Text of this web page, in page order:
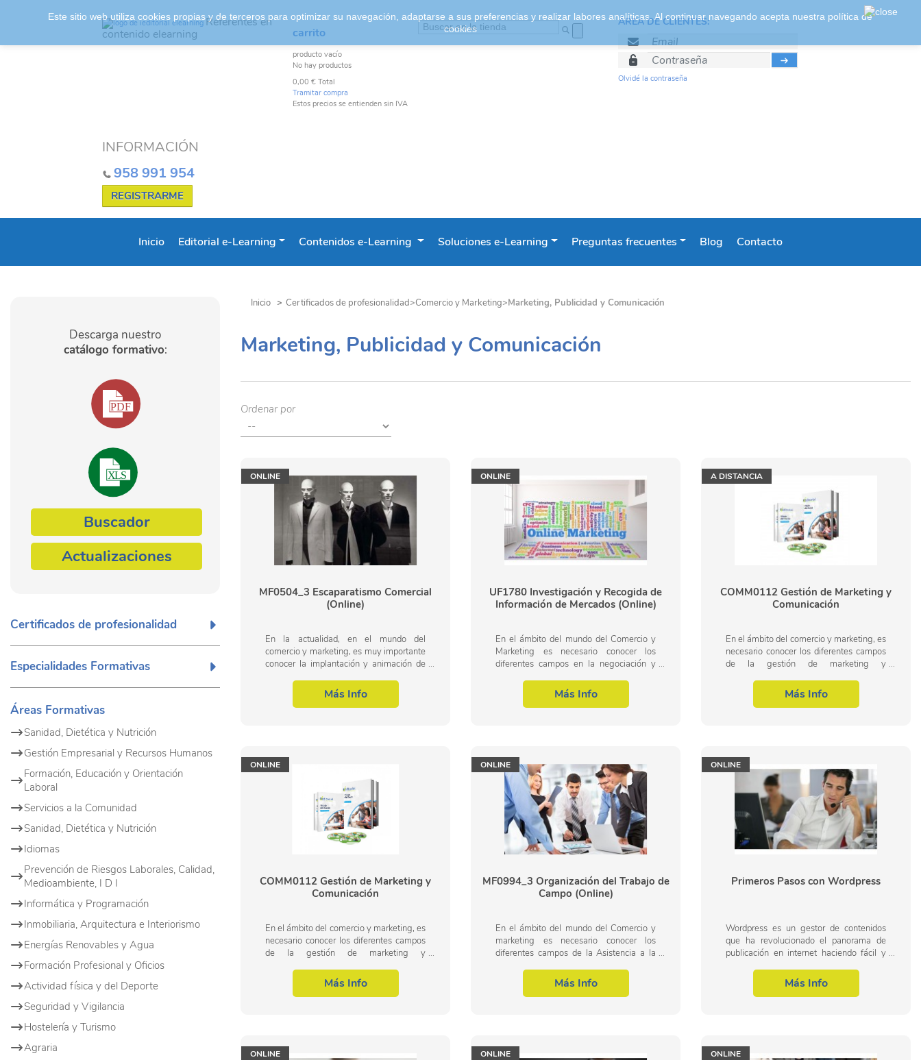
Referentes en
contenido elearning
carrito
producto vacío
No hay productos
0,00 € Total
Tramitar compra
Estos precios se entienden sin IVA
ÁREA DE CLIENTES:
Olvidé la contraseña
INFORMACIÓN
958 991 954
REGISTRARME
Inicio Editorial e-Learning Contenidos e-Learning Soluciones e-Learning Preguntas frecuentes Blog Contacto
Descarga nuestro
catálogo formativo:
Buscador
Actualizaciones
Certificados de profesionalidad
Especialidades Formativas
Áreas Formativas
Sanidad, Dietética y Nutrición
Gestión Empresarial y Recursos Humanos
Formación, Educación y Orientación
Laboral
Servicios a la Comunidad
Sanidad, Dietética y Nutrición
Idiomas
Prevención de Riesgos Laborales, Calidad,
Medioambiente, I D I
Informática y Programación
Inmobiliaria, Arquitectura e Interiorismo
Energías Renovables y Agua
Formación Profesional y Oficios
Actividad física y del Deporte
Seguridad y Vigilancia
Hostelería y Turismo
Agraria
Inicio > Certificados de profesionalidad>Comercio y Marketing>Marketing, Publicidad y Comunicación
Marketing, Publicidad y Comunicación
Ordenar por
ONLINE
MF0504_3 Escaparatismo Comercial
(Online)
En la actualidad, en el mundo del
comercio y marketing, es muy importante
conocer la implantación y animación de
presente curso se trata de aportar los...
Más Info
ONLINE
UF1780 Investigación y Recogida de
Información de Mercados (Online)
En el ámbito del mundo del Comercio y
Marketing es necesario conocer los
diferentes campos en la negociación y
área profesional del Marketing y las
Más Info
A DISTANCIA
COMM0112 Gestión de Marketing y
Comunicación
En el ámbito del comercio y marketing, es
necesario conocer los diferentes campos
de la gestión de marketing y
del marketing y relaciones públicas. Así,...
Más Info
ONLINE
COMM0112 Gestión de Marketing y
Comunicación
En el ámbito del comercio y marketing, es
necesario conocer los diferentes campos
de la gestión de marketing y
del marketing y relaciones públicas. Así,...
Más Info
ONLINE
MF0994_3 Organización del Trabajo de
Campo (Online)
En el ámbito del mundo del Comercio y
marketing es necesario conocer los
diferentes campos de la Asistencia a la
área profesional de Marketing y
Más Info
ONLINE
Primeros Pasos con Wordpress
Wordpress es un gestor de contenidos
que ha revolucionado el panorama de
publicación en internet haciendo fácil y
web personal. Ya seas todo un
Más Info
ONLINE ONLINE ONLINE
Este sitio web utiliza cookies propias y de terceros para optimizar su navegación, adaptarse a sus preferencias y realizar labores analíticas. Al continuar navegando acepta nuestra política de
cookies